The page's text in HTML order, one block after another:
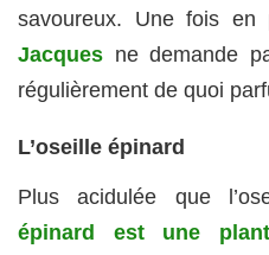
savoureux. Une fois en
Jacques ne demande
régulièrement de quoi
L’oseille épinard
Plus acidulée que
épinard est une